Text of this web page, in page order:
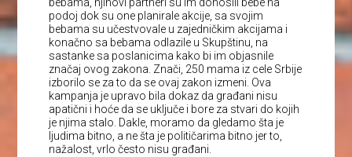
bebama, njihovi partneri su im donosili bebe na
podoj dok su one planirale akcije, sa svojim
bebama su učestvovale u zajedničkim akcijama i
konačno sa bebama odlazile u Skupštinu, na
sastanke sa poslanicima kako bi im objasnile
značaj ovog zakona. Znači, 250 mama iz cele Srbije
izborilo se za to da se ovaj zakon izmeni. Ova
kampanja je upravo bila dokaz da građani nisu
apatični i hoće da se uključe i bore za stvari do kojih
je njima stalo. Dakle, moramo da gledamo šta je
ljudima bitno, a ne šta je političarima bitno jer to,
nažalost, vrlo često nisu građani.